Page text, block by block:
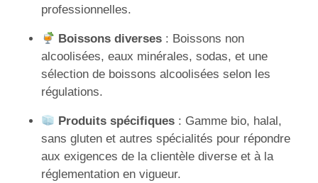
professionnelles.
Boissons diverses : Boissons non
alcoolisées, eaux minérales, sodas, et une
sélection de boissons alcoolisées selon les
régulations.
Produits spécifiques : Gamme bio, halal,
sans gluten et autres spécialités pour répondre
aux exigences de la clientèle diverse et à la
réglementation en vigueur.